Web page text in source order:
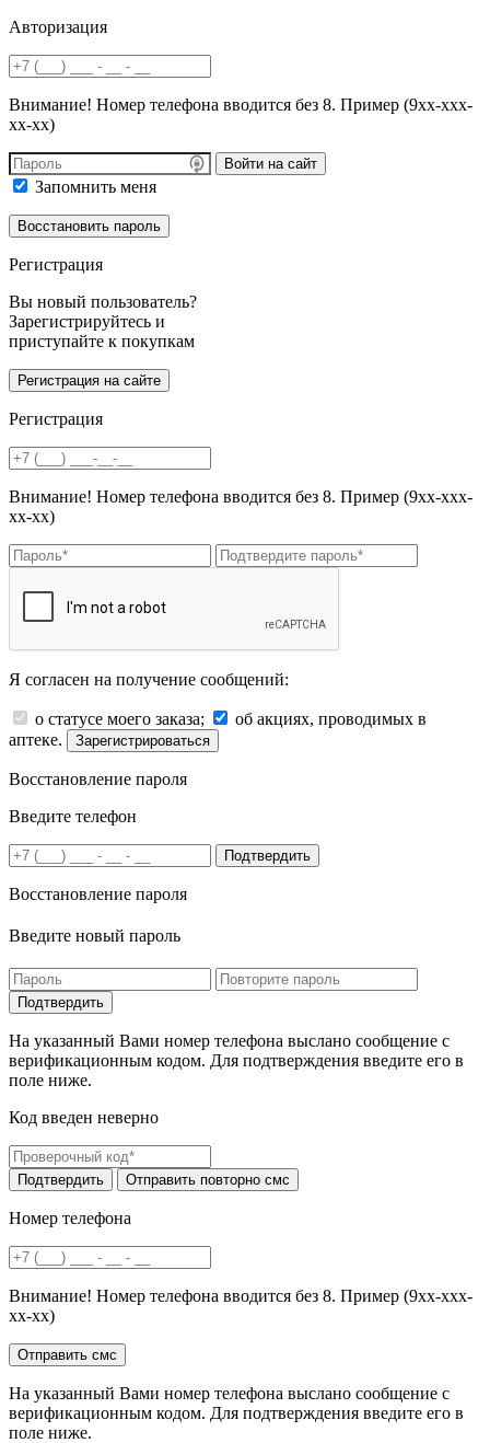
Авторизация
Внимание! Номер телефона вводится без 8. Пример (9хх-ххх-
хх-хх)
Войти на сайт
Запомнить меня
Регистрация
Вы новый пользователь?
Зарегистрируйтесь и
приступайте к покупкам
Регистрация
Внимание! Номер телефона вводится без 8. Пример (9хх-ххх-
хх-хх)
Я согласен на получение сообщений:
о статусе моего заказа;
об акциях, проводимых в
аптеке.
Зарегистрироваться
Восстановление пароля
Введите телефон
Подтвердить
Восстановление пароля
Введите новый пароль
На указанный Вами номер телефона выслано сообщение с
верификационным кодом. Для подтверждения введите его в
поле ниже.
Код введен неверно
Номер телефона
Внимание! Номер телефона вводится без 8. Пример (9хх-ххх-
хх-хх)
На указанный Вами номер телефона выслано сообщение с
верификационным кодом. Для подтверждения введите его в
поле ниже.